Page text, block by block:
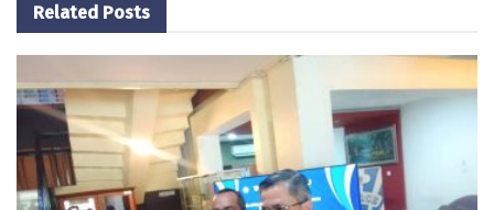
Related Posts